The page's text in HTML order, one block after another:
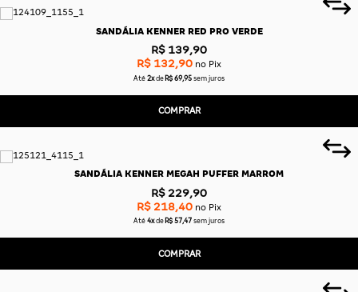
SANDÁLIA KENNER RED PRO VERDE
R$ 139,90
R$ 132,90 no Pix
Até 2x de R$ 69,95 sem juros
COMPRAR
SANDÁLIA KENNER MEGAH PUFFER MARROM
R$ 229,90
R$ 218,40 no Pix
Até 4x de R$ 57,47 sem juros
COMPRAR